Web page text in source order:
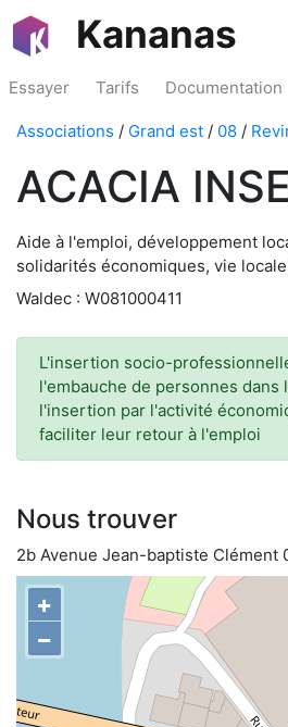
Kananas
Essayer Tarifs Documentation
Associations / Grand est / 08 /
ACACIA
Aide à l'emploi, développement
solidarités économiques, vie
Waldec : W081000411
L'insertion socio-
l'embauche de personnes dans
l'insertion par l'activité
faciliter leur retour à l'emploi
Nous trouver
2b Avenue Jean-baptiste Clément
+
−